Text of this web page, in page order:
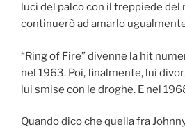
luci del palco con il treppiede del
continuerò ad amarlo
“Ring of Fire” divenne la hit
nel 1963. Poi, finalmente, lui
lui smise con le droghe. E nel
Quando dico che quella fra